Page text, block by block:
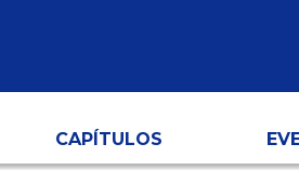
CAPÍTULOS